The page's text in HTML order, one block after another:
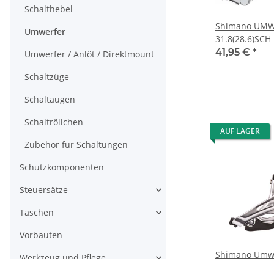
Shimano
31.8(28.6)SCH
41,95 € *
AUF LAGER
Shimano
Schalthebel
Umwerfer
Umwerfer / Anlöt / Direktmount
Schaltzüge
Schaltaugen
Schaltröllchen
Zubehör für Schaltungen
Schutzkomponenten
Steuersätze
Taschen
Vorbauten